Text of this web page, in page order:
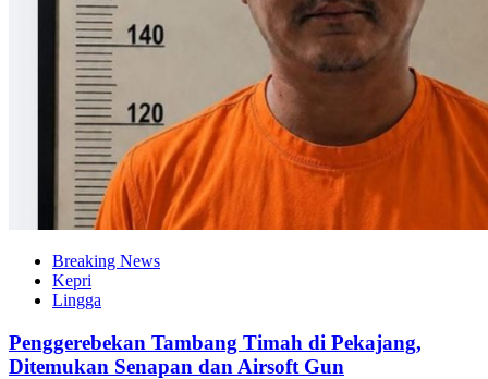
Breaking News
Kepri
Lingga
Penggerebekan Tambang Timah di Pekajang,
Ditemukan Senapan dan Airsoft Gun